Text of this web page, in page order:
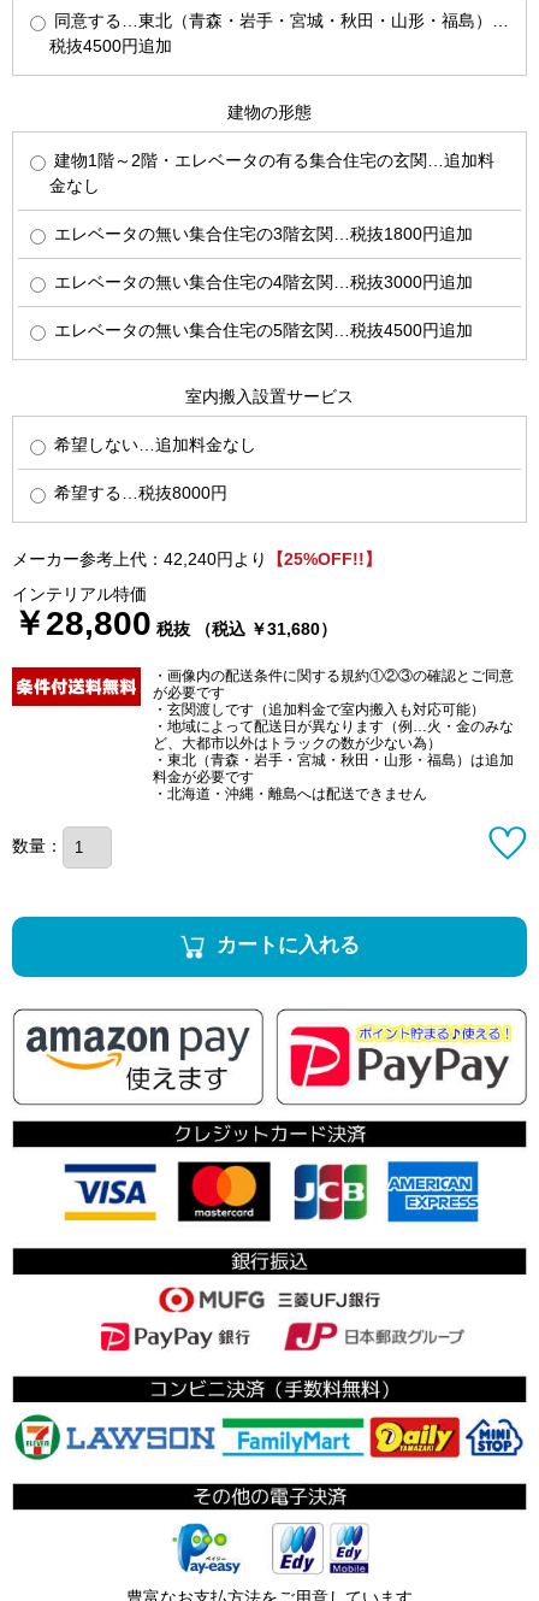
同意する…東北（青森・岩手・宮城・秋田・山形・福島）…
税抜4500円追加
建物の形態
建物1階～2階・エレベータの有る集合住宅の玄関…追加料
金なし
エレベータの無い集合住宅の3階玄関…税抜1800円追加
エレベータの無い集合住宅の4階玄関…税抜3000円追加
エレベータの無い集合住宅の5階玄関…税抜4500円追加
室内搬入設置サービス
希望しない…追加料金なし
希望する…税抜8000円
メーカー参考上代：42,240円より
【25%OFF!!】
インテリアル特価
￥28,800 税抜 （税込 ￥31,680）
・画像内の配送条件に関する規約①②③の確認とご同意
が必要です
・玄関渡しです（追加料金で室内搬入も対応可能）
・地域によって配送日が異なります（例…火・金のみな
ど、大都市以外はトラックの数が少ない為）
・東北（青森・岩手・宮城・秋田・山形・福島）は追加
料金が必要です
・北海道・沖縄・離島へは配送できません
数量：
カートに入れる
豊富なお支払方法をご用意しています